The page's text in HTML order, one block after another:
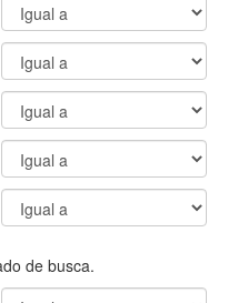
de busca.